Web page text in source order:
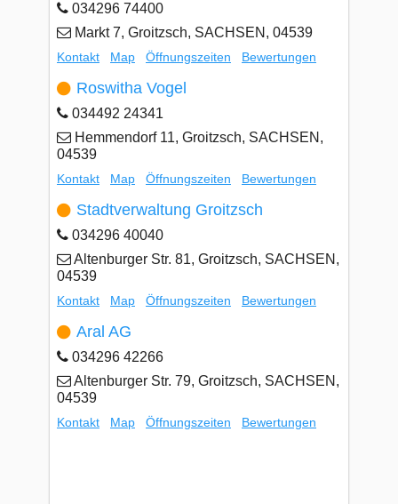
034296 74400
Markt 7, Groitzsch, SACHSEN, 04539
Kontakt Map Öffnungszeiten Bewertungen
Roswitha Vogel
034492 24341
Hemmendorf 11, Groitzsch, SACHSEN,
04539
Kontakt Map Öffnungszeiten Bewertungen
Stadtverwaltung Groitzsch
034296 40040
Altenburger Str. 81, Groitzsch, SACHSEN,
04539
Kontakt Map Öffnungszeiten Bewertungen
Aral AG
034296 42266
Altenburger Str. 79, Groitzsch, SACHSEN,
04539
Kontakt Map Öffnungszeiten Bewertungen